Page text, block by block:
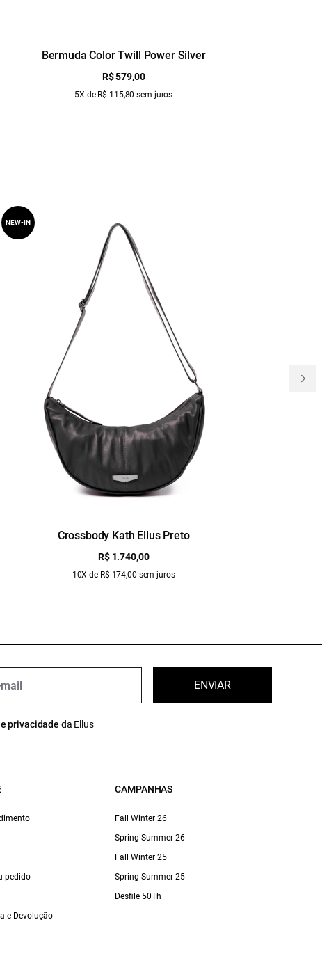
Bermuda Color Twill Power Silver
R$ 579,00
5X de R$ 115,80 sem juros
Crossbody Kath Ellus Preto
R$ 1.740,00
10X de R$ 174,00 sem juros
NEW-IN
ENVIAR
privacidade da Ellus
pedido
e Devolução
CAMPANHAS
Fall Winter 26
Spring Summer 26
Fall Winter 25
Spring Summer 25
Desfile 50Th